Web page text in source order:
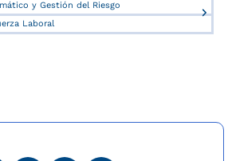
y Gestión del Riesgo
Laboral